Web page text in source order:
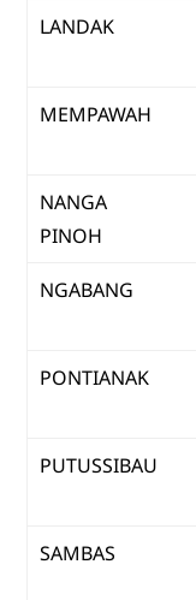
LANDAK
MEMPAWAH
NANGA
PINOH
NGABANG
PONTIANAK
PUTUSSIBAU
SAMBAS